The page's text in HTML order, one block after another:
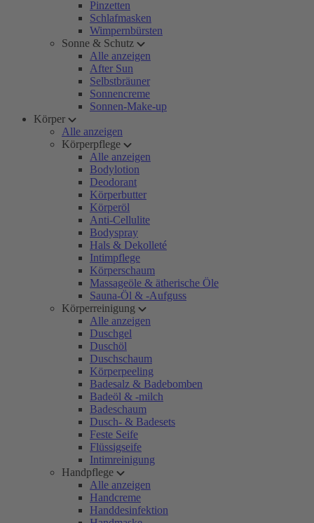
Pinzetten
Schlafmasken
Wimpernbürsten
Sonne & Schutz
Alle anzeigen
After Sun
Selbstbräuner
Sonnencreme
Sonnen-Make-up
Körper
Alle anzeigen
Körperpflege
Alle anzeigen
Bodylotion
Deodorant
Körperbutter
Körperöl
Anti-Cellulite
Bodyspray
Hals & Dekolleté
Intimpflege
Körperschaum
Massageöle & ätherische Öle
Sauna-Öl & -Aufguss
Körperreinigung
Alle anzeigen
Duschgel
Duschöl
Duschschaum
Körperpeeling
Badesalz & Badebomben
Badeöl & -milch
Badeschaum
Dusch- & Badesets
Feste Seife
Flüssigseife
Intimreinigung
Handpflege
Alle anzeigen
Handcreme
Handdesinfektion